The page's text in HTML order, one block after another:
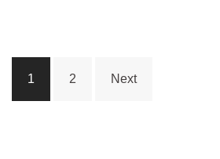
navigation
1 2 Next